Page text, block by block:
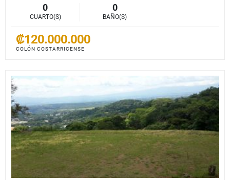
0
CUARTO(S)
0
BAÑO(S)
₡120.000.000
COLÓN COSTARRICENSE